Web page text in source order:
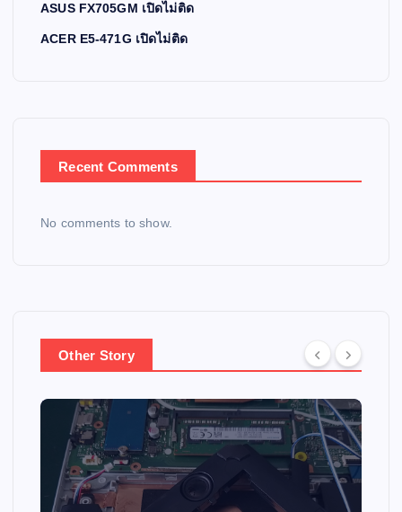
ASUS FX705GM เปิดไม่ติด
ACER E5-471G เปิดไม่ติด
Recent Comments
No comments to show.
Other Story